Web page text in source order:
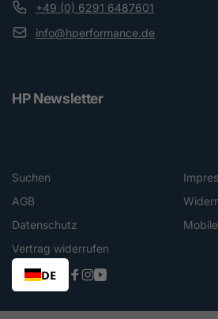
+49 (0) 6291 6487601
info@hperformance.de
HP Newsletter
Suchen
AGB
Datenschutz
Vertrag widerrufen
DE
Facebook
Instagram
YouTube